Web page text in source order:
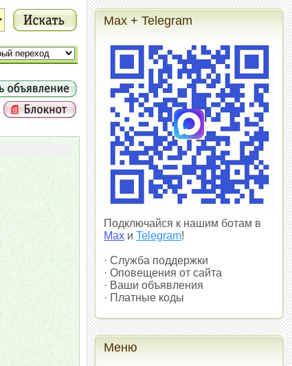
Max + Telegram
Подключайся к нашим ботам в
Max и Telegram!
· Служба поддержки
· Оповещения от сайта
· Ваши объявления
· Платные коды
Меню